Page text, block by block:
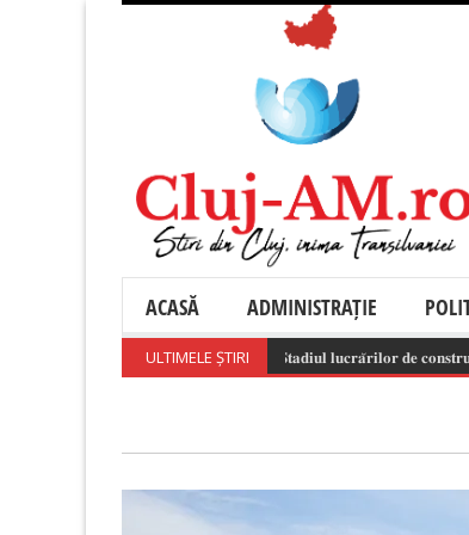
ACASĂ ADMINISTRAȚIE
ULTIMELE ȘTIRI𝐒𝐭𝐚𝐝𝐢𝐮𝐥 𝐥𝐮𝐜𝐫𝐚̆𝐫𝐢𝐥𝐨𝐫 𝐝𝐞 𝐜𝐨𝐧𝐬𝐭𝐫𝐮𝐢𝐫𝐞 𝐚